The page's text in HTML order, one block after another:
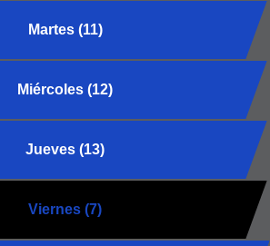
Martes (11)
Miércoles (12)
Jueves (13)
Viernes (7)